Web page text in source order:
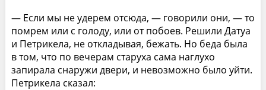
— Если мы не удерем отсюда, — говорили они, — то
помрем или с голоду, или от побоев. Решили Датуа
и Петрикела, не откладывая, бежать. Но беда была
в том, что по вечерам старуха сама наглухо
запирала снаружи двери, и невозможно было уйти.
Петрикела сказал: